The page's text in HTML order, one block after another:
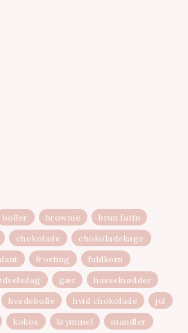
boller brownie
brun farin
chokolade
chokoladekage
frosting
fuldkorn
gær
hasselnødder
hvedebolle hvid chokolade
jul
kokos krymmel
mandler